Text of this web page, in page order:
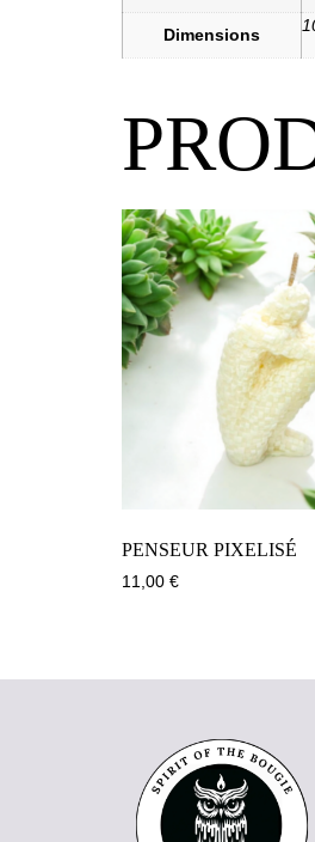
Dimensions
PENSEUR PIXELISÉ
11,00 €